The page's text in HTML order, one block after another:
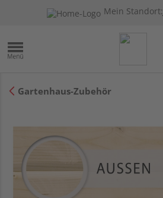
Mein Standort:
Gartenhaus-Zubehör